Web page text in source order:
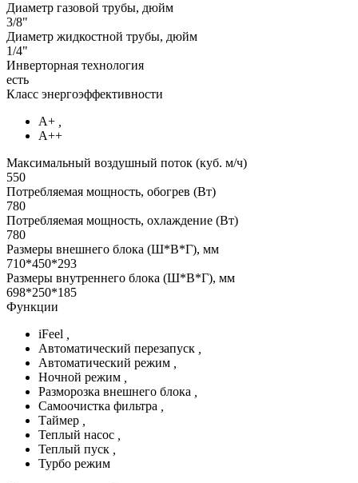
Диаметр газовой трубы, дюйм
3/8"
Диаметр жидкостной трубы, дюйм
1/4"
Инверторная технология
есть
Класс энергоэффективности
А+
А++
Максимальный воздушный поток (куб. м/ч)
550
Потребляемая мощность, обогрев (Вт)
780
Потребляемая мощность, охлаждение (Вт)
780
Размеры внешнего блока (Ш*В*Г), мм
710*450*293
Размеры внутреннего блока (Ш*В*Г), мм
698*250*185
Функции
iFeel
Автоматический перезапуск
Автоматический режим
Ночной режим
Разморозка внешнего блока
Самоочистка фильтра
Таймер
Теплый насос
Теплый пуск
Турбо режим